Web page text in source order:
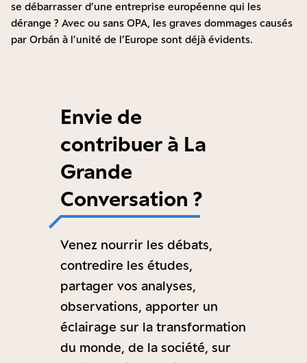
se débarrasser d’une entreprise européenne qui les
dérange ? Avec ou sans OPA, les graves dommages causés
par Orbán à l’unité de l’Europe sont déjà évidents.
Envie de
contribuer à La
Grande
Conversation ?
Venez nourrir les débats,
contredire les études,
partager vos analyses,
observations, apporter un
éclairage sur la transformation
du monde, de la société, sur